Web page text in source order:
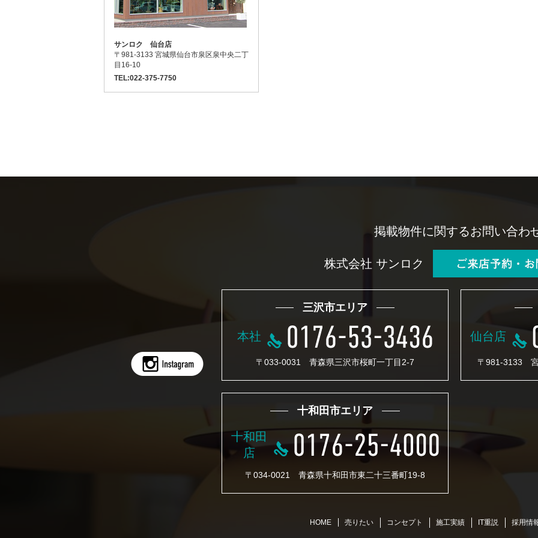
サンロク 仙台店
〒981-3133 宮城県仙台市泉区泉中央二丁
目16-10
TEL:022-375-7750
掲載物件に関するお問い合わ
株式会社 サンロク
三沢市エリア
本社
〒033-0031 青森県三沢市桜町一丁目2-7
仙台店
〒981-3133 宮
十和田市エリア
十和田
店
〒034-0021 青森県十和田市東二十三番町19-8
HOME 売りたい コンセプト 施工実績 IT重説 採用情